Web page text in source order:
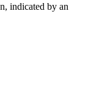
indicated by an